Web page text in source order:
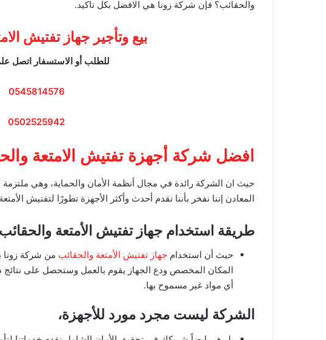
والحقائب؟ فإن شركة زونا هي الافضل بكل تاكيد.
بيع وتأجير جهاز تفتيش
للطلب أو الاستسفار اتصل
0545814576
0502525942
افضل شركة أجهزة تفتيش الامتعة
حيث ان الشركة رائدة في مجال أنظمة الأمان والحماية، وهي ملتزمة
المعادن إننا نفخر بأننا نقدم أحدث وأكثر الأجهزة تطورًا لتفتيش
طريقة استخدام جهاز تفتيش الأمتعة
حيث أن استخدام جهاز تفتيش الأمتعة والحقائب من شركة زونا
المكان المخصص ودع الجهاز يقوم بالعمل وستحصل على
أي مواد غير مسموح بها.
الشركة ليست مجرد مورد للأجهزة،